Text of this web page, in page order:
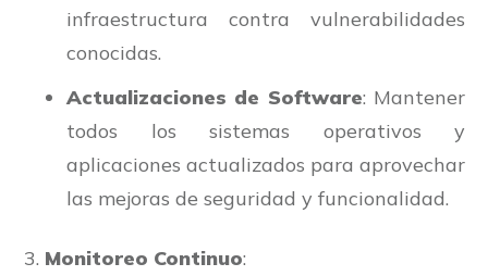
infraestructura contra vulnerabilidades
conocidas.
Actualizaciones de Software: Mantener
todos los sistemas operativos y
aplicaciones actualizados para aprovechar
las mejoras de seguridad y funcionalidad.
Monitoreo Continuo: